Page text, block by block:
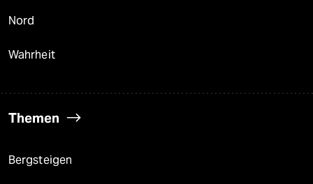
Nord
Wahrheit
Themen
Bergsteigen